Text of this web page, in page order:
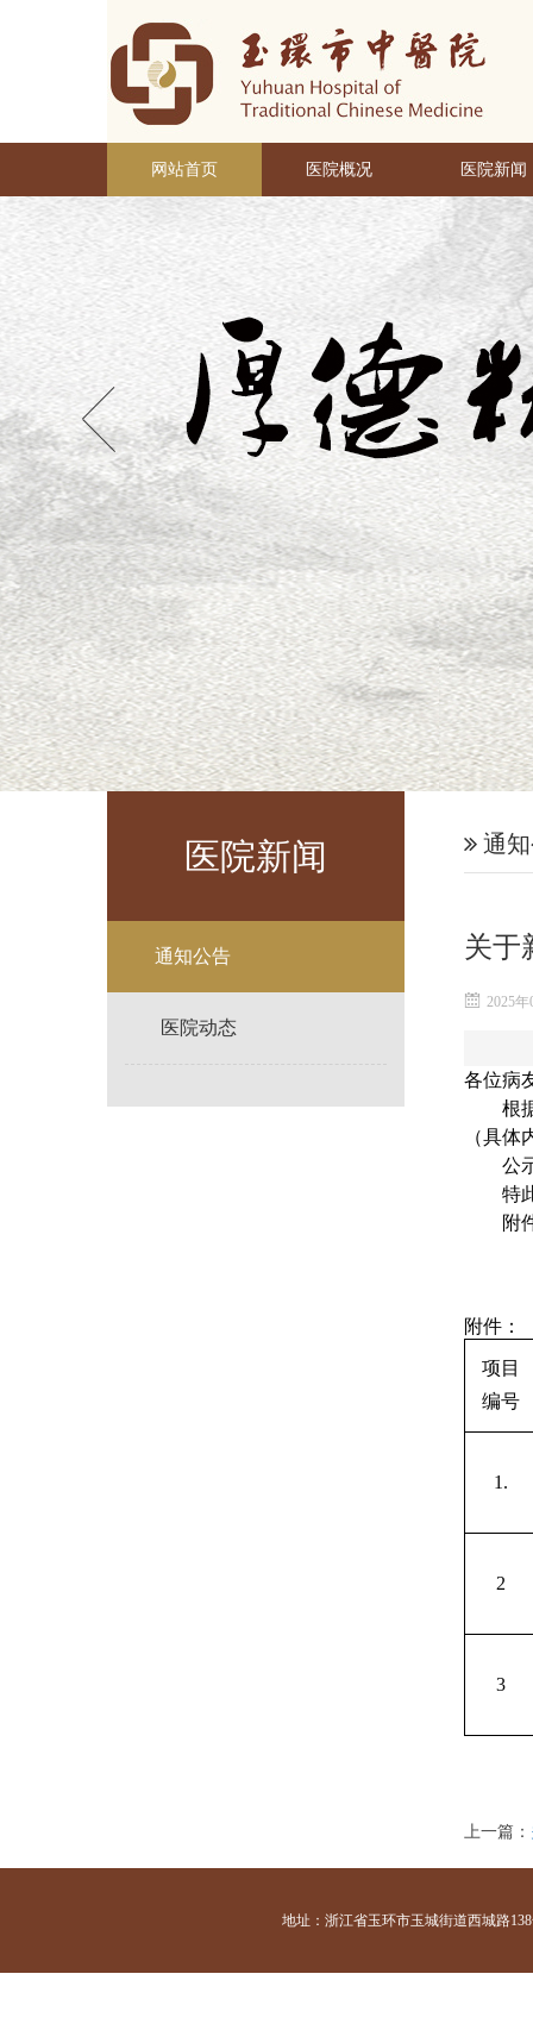
网站首页 医院概况 医院新闻
医院新闻
通知公告
医院动态
通
关于
2025
各位病
根
（具
公
特
附
附件：
项目
编号
1.
2
3
上一篇：
地址：浙江省玉环市玉城街道西城路